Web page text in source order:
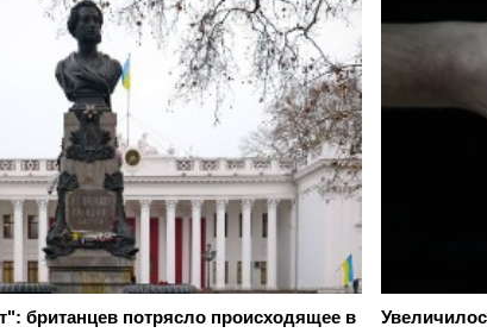
британцев потрясло происходящее в